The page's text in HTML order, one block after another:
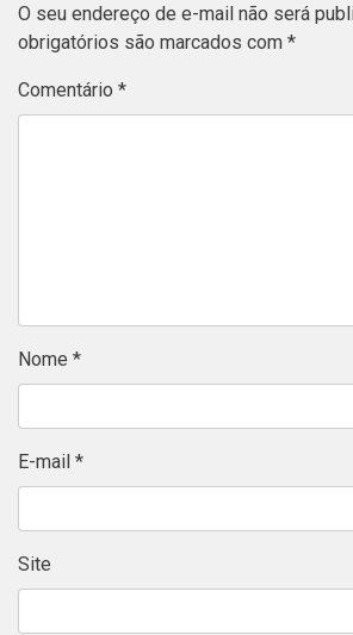
O seu endereço de e-mail não será
obrigatórios são marcados com *
Comentário *
Nome *
E-mail *
Site